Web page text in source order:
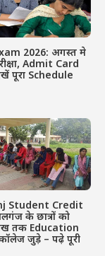
2026: अगस्त मे
Admit Card
पूरा Schedule
Student Credit
के छात्रों को
तक Education
जुड़े – पढ़े पूरी